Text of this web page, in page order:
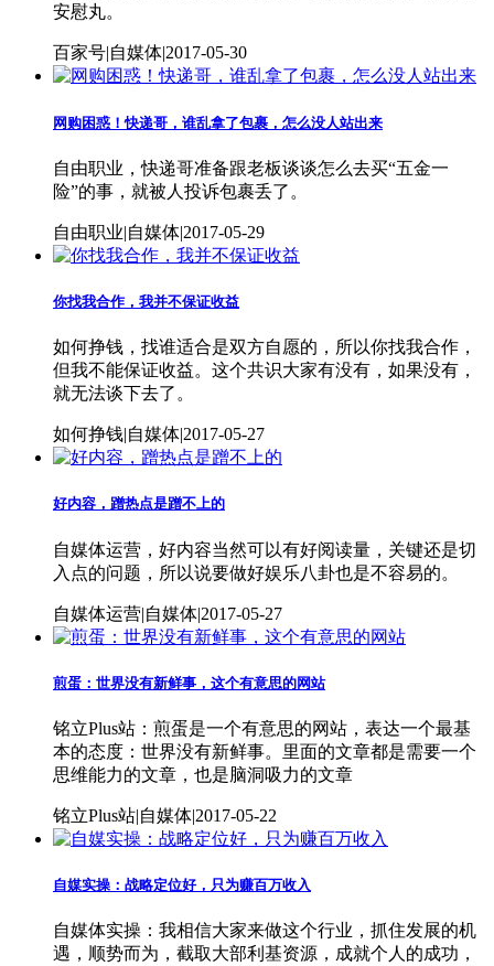
安慰丸。
百家号|自媒体|2017-05-30
网购困惑！快递哥，谁乱拿了包裹，怎么没人站出来
自由职业，快递哥准备跟老板谈谈怎么去买“五金一
险”的事，就被人投诉包裹丢了。
自由职业|自媒体|2017-05-29
你找我合作，我并不保证收益
如何挣钱，找谁适合是双方自愿的，所以你找我合作，
但我不能保证收益。这个共识大家有没有，如果没有，
就无法谈下去了。
如何挣钱|自媒体|2017-05-27
好内容，蹭热点是蹭不上的
自媒体运营，好内容当然可以有好阅读量，关键还是切
入点的问题，所以说要做好娱乐八卦也是不容易的。
自媒体运营|自媒体|2017-05-27
煎蛋：世界没有新鲜事，这个有意思的网站
铭立Plus站：煎蛋是一个有意思的网站，表达一个最基
本的态度：世界没有新鲜事。里面的文章都是需要一个
思维能力的文章，也是脑洞吸力的文章
铭立Plus站|自媒体|2017-05-22
自媒实操：战略定位好，只为赚百万收入
自媒体实操：我相信大家来做这个行业，抓住发展的机
遇，顺势而为，截取大部利基资源，成就个人的成功，